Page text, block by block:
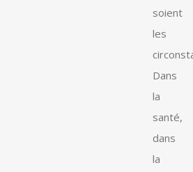
soient
les
Dans
la
santé,
dans
la